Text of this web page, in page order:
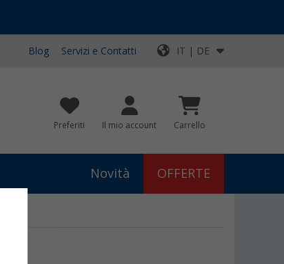
Blog Servizi e Contatti IT | DE
Preferiti Il mio account Carrello
Novità OFFERTE